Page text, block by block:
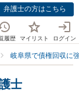
弁護士の方はこちら
履歴 マイリスト ログイン
岐阜県で債権回収に
士